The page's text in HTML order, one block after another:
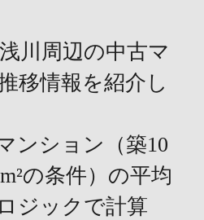
川周辺の中古マ
移情報を紹介し
ンション（築10
の条件）の平均
ジックで計算